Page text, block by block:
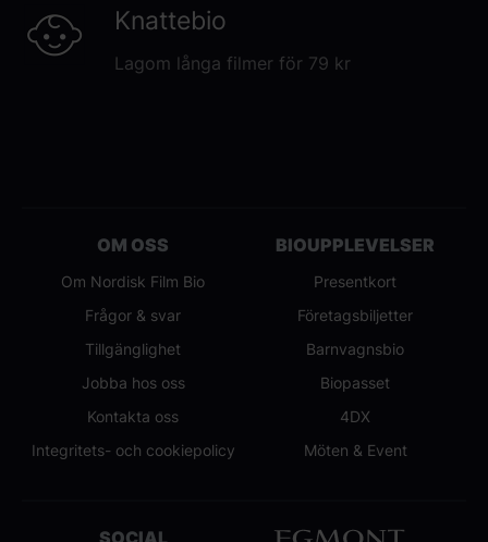
Knattebio
Lagom långa filmer för 79 kr
OM OSS
Om Nordisk Film Bio
Frågor & svar
Tillgänglighet
Jobba hos oss
Kontakta oss
Integritets- och cookiepolicy
BIOUPPLEVELSER
Presentkort
Företagsbiljetter
Barnvagnsbio
Biopasset
4DX
Möten & Event